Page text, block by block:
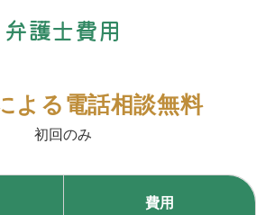
弁護士費用
よる電話相談無料
初回のみ
費用